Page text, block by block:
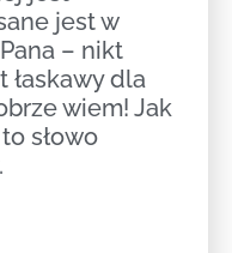
jest w
– nikt
łaskawy dla
wiem! Jak
słowo